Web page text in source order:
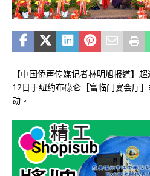
【中国侨声传媒记者林明旭报道】
12日于纽约布碌仑［富临门宴会厅
动。